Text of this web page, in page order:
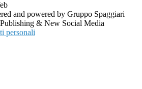
and powered by Gruppo Spaggiari
& New Social Media
personali